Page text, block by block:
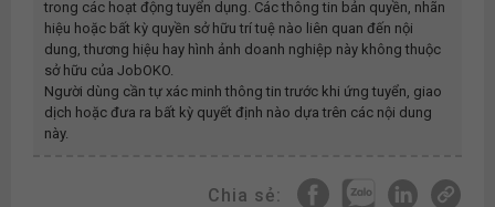
trong các hoạt động tuyển dụng. Các thông tin bản quyền, nhãn
hiệu hoặc bất kỳ quyền sở hữu trí tuệ nào liên quan đến nội
dung, thương hiệu hay hình ảnh doanh nghiệp này không thuộc
sở hữu của JobOKO.
Người dùng cần tự xác minh thông tin trước khi ứng tuyển, giao
dịch hoặc đưa ra bất kỳ quyết định nào dựa trên các nội dung
này.
Chia sẻ: